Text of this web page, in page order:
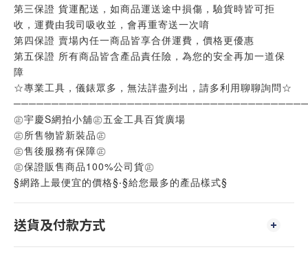
第三保證 貨運配送，如商品運送途中損傷，驗貨時皆可拒
收，運費由我司吸收並，會再重寄送一次唷
第四保證 賣場內任一商品皆享合併運費，價格更優惠
第五保證 所有商品皆含產品責任險，為您的安全再加一道保
障
☆專業工具，儀錶眾多，無法詳盡列出，請多利用聊聊詢問☆
㊣宇慶S網拍小舖㊣五金工具百貨廣場
㊣所售物皆新裝品㊣
㊣售後服務有保障㊣
㊣保證販售商品100%公司貨㊣
§網路上最便宜的價格§‧§給您最多的產品樣式§
送貨及付款方式